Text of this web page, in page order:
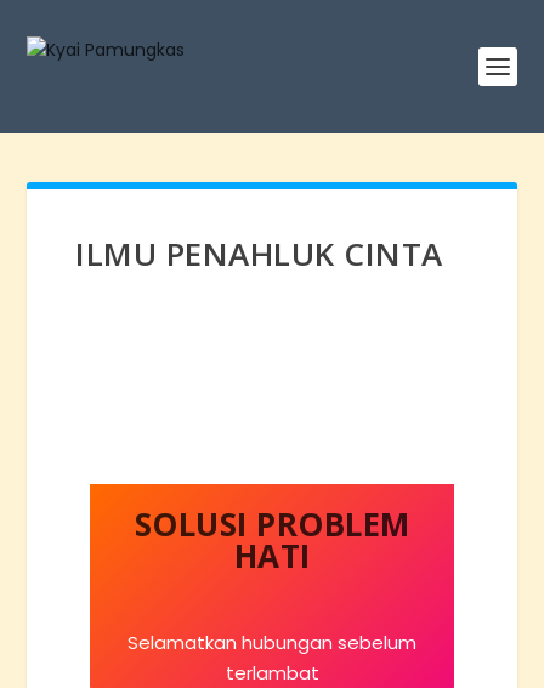
ILMU PENAHLUK CINTA
SOLUSI PROBLEM
HATI
Selamatkan hubungan sebelum
terlambat